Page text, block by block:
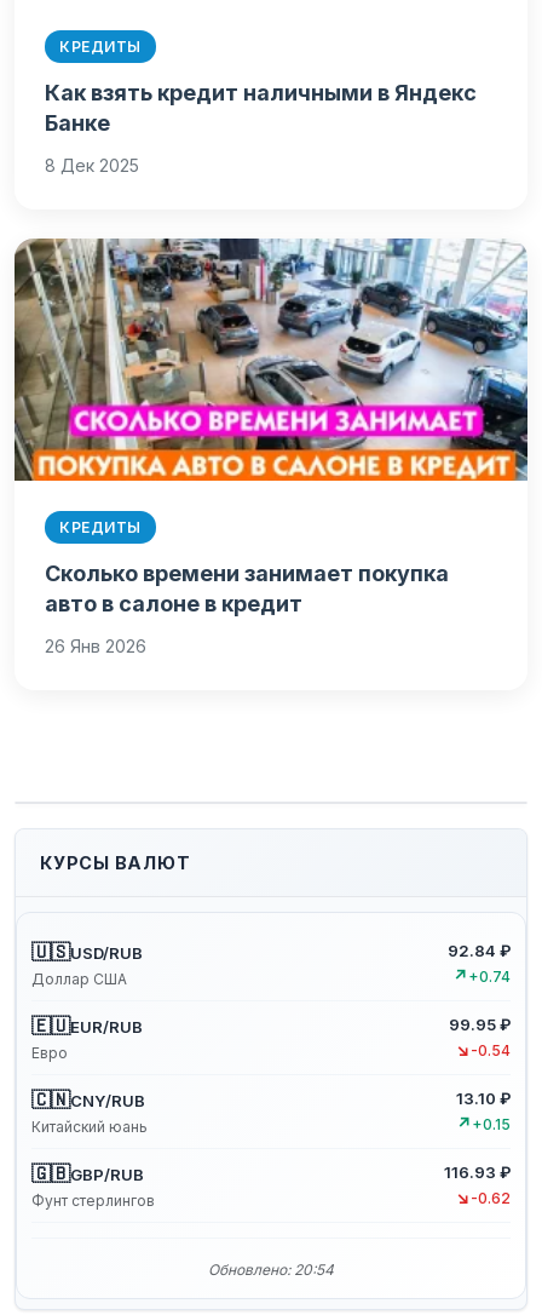
КРЕДИТЫ
Как взять кредит наличными в Яндекс
Банке
8 Дек 2025
КРЕДИТЫ
Сколько времени занимает покупка
авто в салоне в кредит
26 Янв 2026
КУРСЫ ВАЛЮТ
🇺🇸USD/RUB
Доллар США
92.84 ₽
↗ +0.74
🇪🇺EUR/RUB
Евро
99.95 ₽
↘ -0.54
🇨🇳CNY/RUB
Китайский юань
13.10 ₽
↗ +0.15
🇬🇧GBP/RUB
Фунт стерлингов
116.93 ₽
↘ -0.62
Обновлено: 20:54